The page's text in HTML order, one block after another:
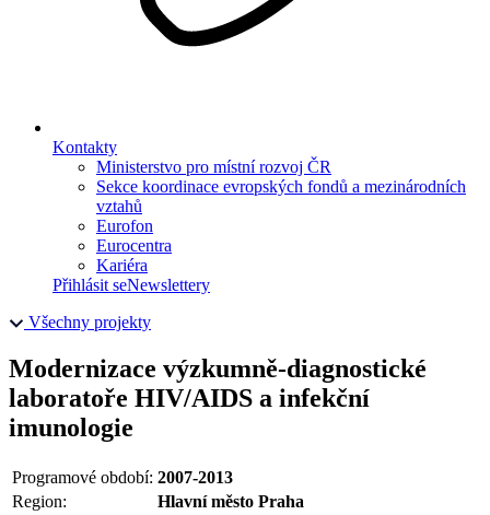
Kontakty
Ministerstvo pro místní rozvoj ČR
Sekce koordinace evropských fondů a mezinárodních
vztahů
Eurofon
Eurocentra
Kariéra
Přihlásit seNewslettery
Všechny projekty
Modernizace výzkumně-diagnostické
laboratoře HIV/AIDS a infekční
imunologie
Programové období: 2007-2013
Region:
Hlavní město Praha